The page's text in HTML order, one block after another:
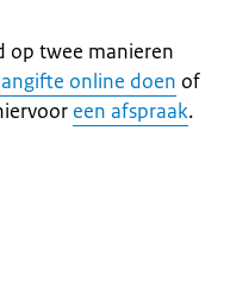
op twee manieren
online doen of
een afspraak.